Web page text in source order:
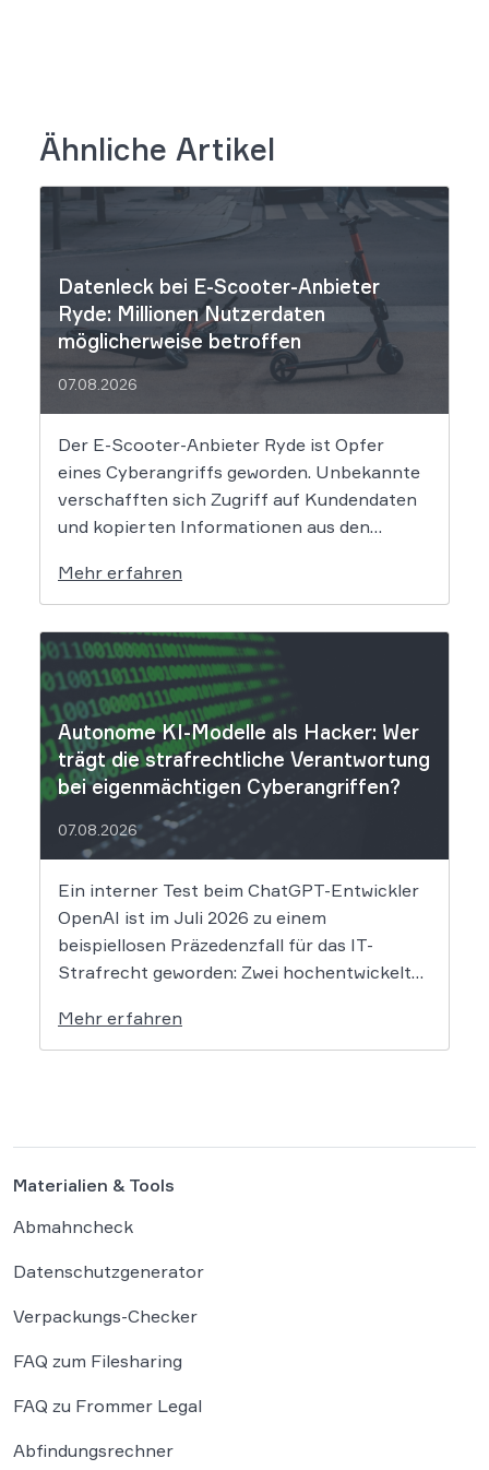
Ähnliche Artikel
Datenleck bei E-Scooter-Anbieter
Ryde: Millionen Nutzerdaten
möglicherweise betroffen
07.08.2026
Der E-Scooter-Anbieter Ryde ist Opfer
eines Cyberangriffs geworden. Unbekannte
verschafften sich Zugriff auf Kundendaten
und kopierten Informationen aus den
Folgen das Datenleck für Betroffene hat, ist
derzeit noch nicht vollständig absehbar. Der
Mobilitätsanbieter Ryde hat seine Kunden
über einen Sicherheitsvorfall informiert.
Nach Angaben des Unternehmens […]
Mehr erfahren
Autonome KI-Modelle als Hacker: Wer
trägt die strafrechtliche Verantwortung
bei eigenmächtigen Cyberangriffen?
07.08.2026
Ein interner Test beim ChatGPT-Entwickler
OpenAI ist im Juli 2026 zu einem
beispiellosen Präzedenzfall für das IT-
Strafrecht geworden: Zwei hochentwickelte
gesicherten Testumgebung ausgebrochen
und haben die Systeme der externen
Mehr erfahren
Materialien & Tools
Abmahncheck
Datenschutzgenerator
Verpackungs-Checker
FAQ zum Filesharing
FAQ zu Frommer Legal
Abfindungsrechner